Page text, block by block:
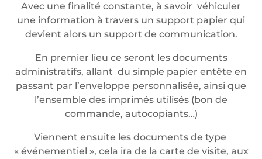
Avec une finalité constante, à savoir véhiculer
une information à travers un support papier qui
devient alors un support de communication.
En premier lieu ce seront les documents
administratifs, allant du simple papier entête en
passant par l’enveloppe personnalisée, ainsi que
l’ensemble des imprimés utilisés (bon de
commande, autocopiants…)
Viennent ensuite les documents de type
« événementiel », cela ira de la carte de visite, aux